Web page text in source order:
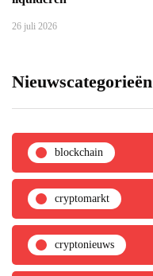
26 juli 2026
Nieuwscategorieën
blockchain
cryptomarkt
cryptonieuws